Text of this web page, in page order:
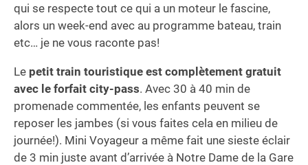
qui se respecte tout ce qui a un moteur le fascine,
alors un week-end avec au programme bateau, train
etc… je ne vous raconte pas!
Le petit train touristique est complètement gratuit
avec le forfait city-pass. Avec 30 à 40 min de
promenade commentée, les enfants peuvent se
reposer les jambes (si vous faites cela en milieu de
journée!). Mini Voyageur a même fait une sieste éclair
de 3 min juste avant d’arrivée à Notre Dame de la Gare